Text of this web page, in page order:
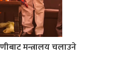
मन्त्रालय चलाउने